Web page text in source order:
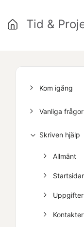
Tid &
Kom igång
Vanliga frågor
Skriven hjälp
Allmänt
Uppgifter
Kontakter